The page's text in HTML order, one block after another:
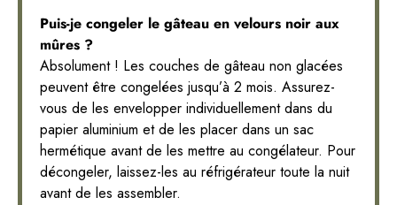
Puis-je congeler le gâteau en velours noir aux
mûres ?
Absolument ! Les couches de gâteau non glacées
peuvent être congelées jusqu’à 2 mois. Assurez-
vous de les envelopper individuellement dans du
papier aluminium et de les placer dans un sac
hermétique avant de les mettre au congélateur. Pour
décongeler, laissez-les au réfrigérateur toute la nuit
avant de les assembler.